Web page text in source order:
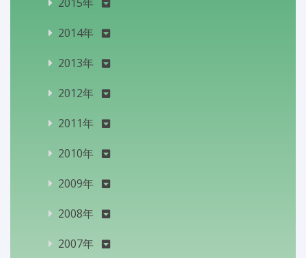
2014年
2013年
2012年
2011年
2010年
2009年
2008年
2007年